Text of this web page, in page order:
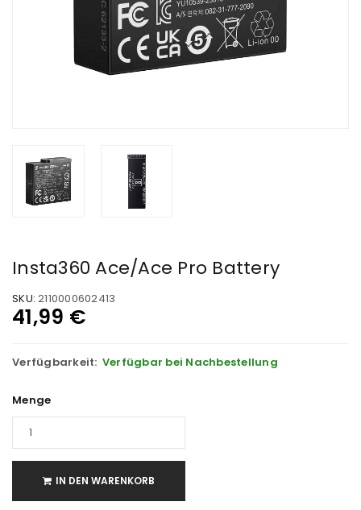
Insta360 Ace/Ace Pro Battery
SKU: 2110000602413
41,99 €
Verfügbarkeit: Verfügbar bei Nachbestellung
Menge
IN DEN WARENKORB